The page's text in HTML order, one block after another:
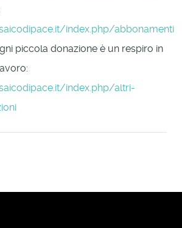
index.php/abbonamenti
piccola donazione è un respiro in
index.php/altri-